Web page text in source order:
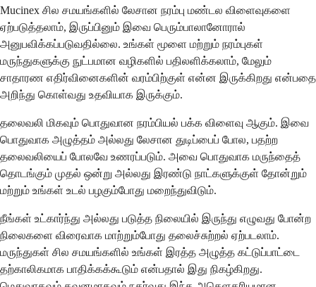
Mucinex சில சமயங்களில் லேசான நரம்பு மண்டல விளைவுகளை
ஏற்படுத்தலாம், இருப்பினும் இவை பெரும்பாலானோரால்
அனுபவிக்கப்படுவதில்லை. உங்கள் மூளை மற்றும் நரம்புகள்
மருந்துகளுக்கு நுட்பமான வழிகளில் பதிலளிக்கலாம், மேலும்
சாதாரண எதிர்வினைகளின் வரம்பிற்குள் என்ன இருக்கிறது என்பதை
அறிந்து கொள்வது உதவியாக இருக்கும்.
தலைவலி மிகவும் பொதுவான நரம்பியல் பக்க விளைவு ஆகும். இவை
பொதுவாக அழுத்தம் அல்லது லேசான துடிப்பைப் போல, பதற்ற
தலைவலியைப் போலவே உணரப்படும். அவை பொதுவாக மருந்தைத்
தொடங்கும் முதல் ஒன்று அல்லது இரண்டு நாட்களுக்குள் தோன்றும்
மற்றும் உங்கள் உடல் பழகும்போது மறைந்துவிடும்.
நீங்கள் உட்கார்ந்து அல்லது படுத்த நிலையில் இருந்து எழுவது போன்ற
நிலைகளை விரைவாக மாற்றும்போது தலைச்சுற்றல் ஏற்படலாம்.
மருந்துகள் சில சமயங்களில் உங்கள் இரத்த அழுத்த கட்டுப்பாட்டை
தற்காலிகமாக பாதிக்கக்கூடும் என்பதால் இது நிகழ்கிறது.